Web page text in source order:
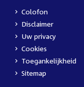
Colofon
Disclaimer
Uw privacy
Cookies
Toegankelijkheid
Sitemap